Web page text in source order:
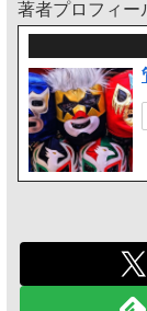
著者プロフィー